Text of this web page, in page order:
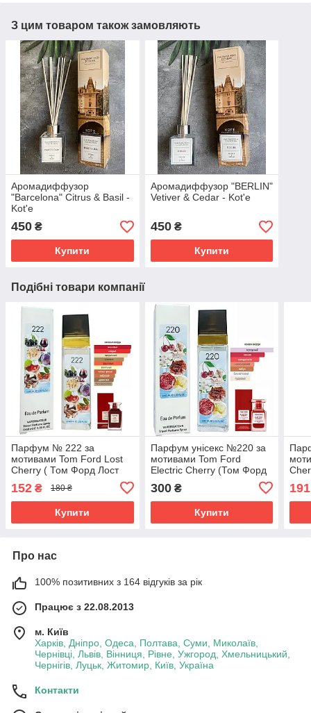
З цим товаром також замовляють
Аромадиффузор
"Barcelona" Citrus & Basil -
Kot'e
450 ₴
Купити
Аромадиффузор "BERLIN"
Vetiver & Cedar - Kot'e
450₴
Купити
Подібні товари компанії
Парфум № 222 за
мотивами Tom Ford Lost
Cherry ( Том Форд Лост
152 ₴ 180 ₴
Купити
Парфум унісекс №220 за
мотивами Tom Ford
Electric Cherry (Том Форд
300₴
Купити
191
Про нас
100% позитивних з 164 відгуків за рік
Працює з 22.08.2013
м. Київ
Харків, Дніпро, Одеса, Полтава, Суми, Миколаїв,
Чернівці, Львів, Вінниця, Рівне, Ужгород, Хмельницький,
Чернігів, Луцьк, Житомир, Київ, Україна
Контакти